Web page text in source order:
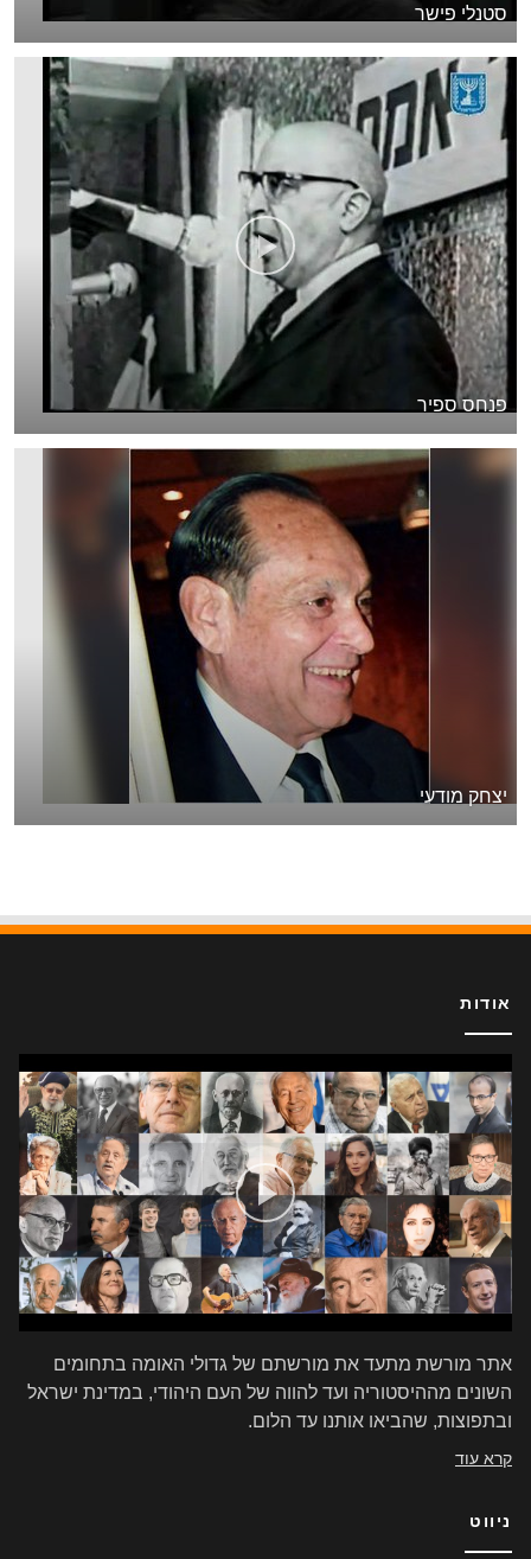
סטנלי פישר
פנחס ספיר
יצחק מודעי
אודות
אתר מורשת מתעד את מורשתם של גדולי האומה בתחומים
השונים מההיסטוריה ועד להווה של העם היהודי, במדינת ישראל
ובתפוצות, שהביאו אותנו עד הלום.
קרא עוד
ניווט